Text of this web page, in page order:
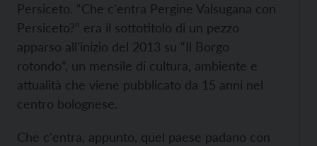
Persiceto. “Che c'entra Pergine Valsugana con
Persiceto?” era il sottotitolo di un pezzo
apparso all'inizio del 2013 su “Il Borgo
rotondo”, un mensile di cultura, ambiente e
attualità che viene pubblicato da 15 anni nel
centro bolognese.
Che c'entra, appunto, quel paese padano con